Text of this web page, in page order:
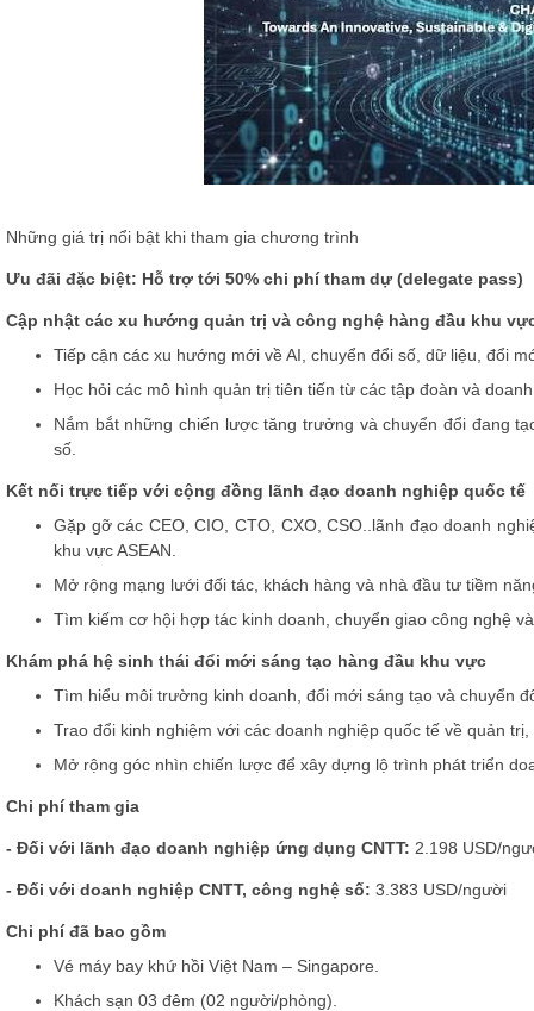
Những giá trị nổi bật khi tham gia chương trình
Ưu đãi đặc biệt: Hỗ trợ tới 50% chi phí tham dự(delegate pass)
Cập nhật các xu hướng quản trị và công nghệ hàng đầu khu
Tiếp cận các xu hướng mới về AI, chuyển đổi số, dữ liệu, đổi
Học hỏi các mô hình quản trị tiên tiến từ các tập đoàn và
Nắm bắt những chiến lược tăng trưởng và chuyển đổi đang
số.
Kết nối trực tiếp với cộng đồng lãnh đạo doanh nghiệp quốc tế
Gặp gỡ các CEO, CIO, CTO, CXO, CSO.. lãnh đạo doanh
khu vực ASEAN.
Mở rộng mạng lưới đối tác, khách hàng và nhà đầu tư tiềm
Tìm kiếm cơ hội hợp tác kinh doanh, chuyển giao công nghệ
Khám phá hệ sinh thái đổi mới sáng tạo hàng đầu khu vực
Tìm hiểu môi trường kinh doanh, đổi mới sáng tạo và chuyển
Trao đổi kinh nghiệm với các doanh nghiệp quốc tế về quản
Mở rộng góc nhìn chiến lược để xây dựng lộ trình phát triển
Chi phí tham gia
- Đối với lãnh đạo doanh nghiệp ứng dụng CNTT: 2.198 USD/
- Đối với doanh nghiệp CNTT, công nghệ số: 3.383 USD/người
Chi phí đã bao gồm
Vé máy bay khứ hồi Việt Nam – Singapore.
Khách sạn 03 đêm (02 người/phòng).